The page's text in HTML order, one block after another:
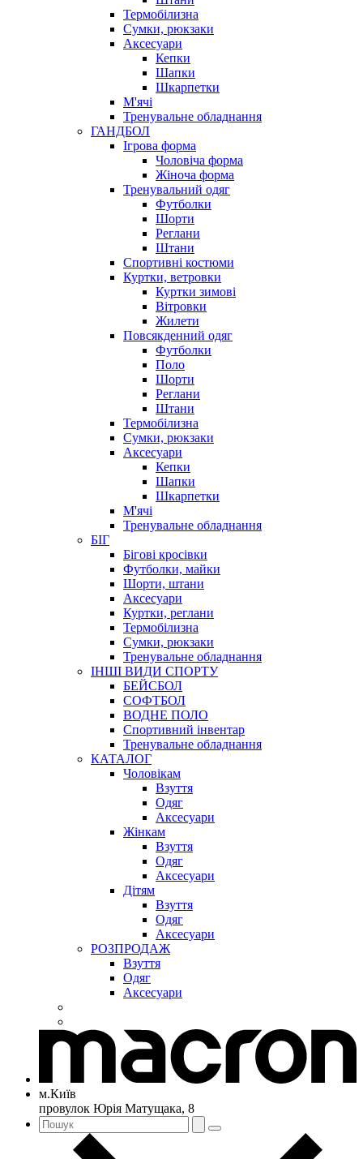
Термобілизна
Сумки, рюкзаки
Аксесуари
Кепки
Шапки
Шкарпетки
М'ячі
Тренувальне обладнання
ГАНДБОЛ
Ігрова форма
Чоловіча форма
Жіноча форма
Тренувальний одяг
Футболки
Шорти
Реглани
Штани
Спортивні костюми
Куртки, ветровки
Куртки зимові
Вітровки
Жилети
Повсякденний одяг
Футболки
Поло
Шорти
Реглани
Штани
Термобілизна
Сумки, рюкзаки
Аксесуари
Кепки
Шапки
Шкарпетки
М'ячі
Тренувальне обладнання
БІГ
Бігові кросівки
Футболки, майки
Шорти, штани
Аксесуари
Куртки, реглани
Термобілизна
Сумки, рюкзаки
Тренувальне обладнання
ІНШІ ВИДИ СПОРТУ
БЕЙСБОЛ
СОФТБОЛ
ВОДНЕ ПОЛО
Спортивний інвентар
Тренувальне обладнання
КАТАЛОГ
Чоловікам
Взуття
Одяг
Аксесуари
Жінкам
Взуття
Одяг
Аксесуари
Дітям
Взуття
Одяг
Аксесуари
РОЗПРОДАЖ
Взуття
Одяг
Аксесуари
м.Київ
провулок Юрія Матущака, 8